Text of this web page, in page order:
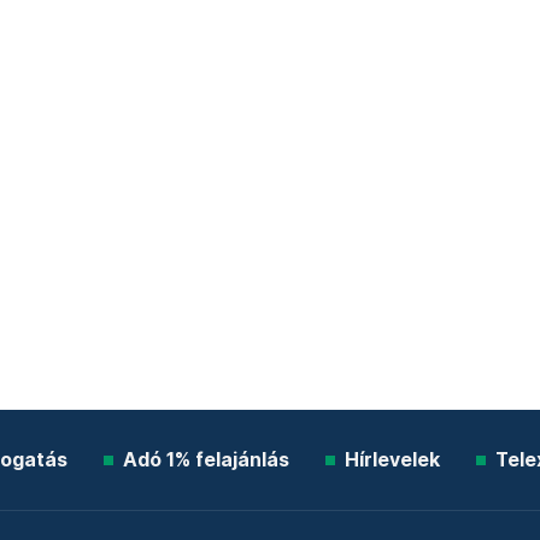
Adó 1% felajánlás Hírlevelek